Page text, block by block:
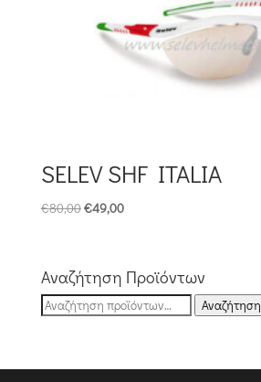
SELEV SHF ITALIA
€80,00Original
€49,00Η
είναι:
€49,00.
Αναζήτηση Προϊόντων
Αναζήτηση
Αναζήτηση